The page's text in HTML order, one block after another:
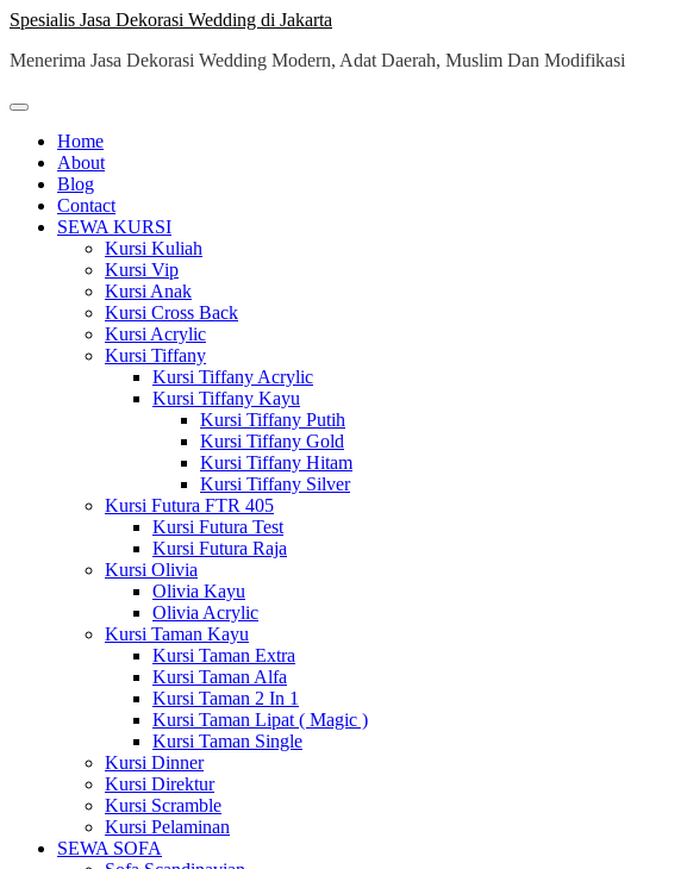
Skip
content
Spesialis Jasa Dekorasi Wedding di Jakarta
Menerima Jasa Dekorasi Wedding Modern, Adat Daerah, Muslim Dan Modifikasi
Home
About
Blog
Contact
SEWA KURSI
Kursi Kuliah
Kursi Vip
Kursi Anak
Kursi Cross Back
Kursi Acrylic
Kursi Tiffany
Kursi Tiffany Acrylic
Kursi Tiffany Kayu
Kursi Tiffany Putih
Kursi Tiffany Gold
Kursi Tiffany Hitam
Kursi Tiffany Silver
Kursi Futura FTR 405
Kursi Futura Test
Kursi Futura Raja
Kursi Olivia
Olivia Kayu
Olivia Acrylic
Kursi Taman Kayu
Kursi Taman Extra
Kursi Taman Alfa
Kursi Taman 2 In 1
Kursi Taman Lipat ( Magic )
Kursi Taman Single
Kursi Dinner
Kursi Direktur
Kursi Scramble
Kursi Pelaminan
SEWA SOFA